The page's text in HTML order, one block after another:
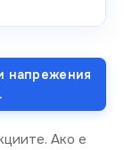
напрежения
Ако е